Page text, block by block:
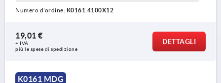
Numero d’ordine: K0161.4100X12
19,01 €
+ IVA
più le spese di spedizione
DETTAGLI
K0161 MDG